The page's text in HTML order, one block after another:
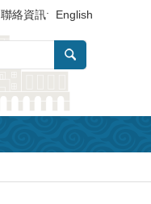
聯絡資訊 English